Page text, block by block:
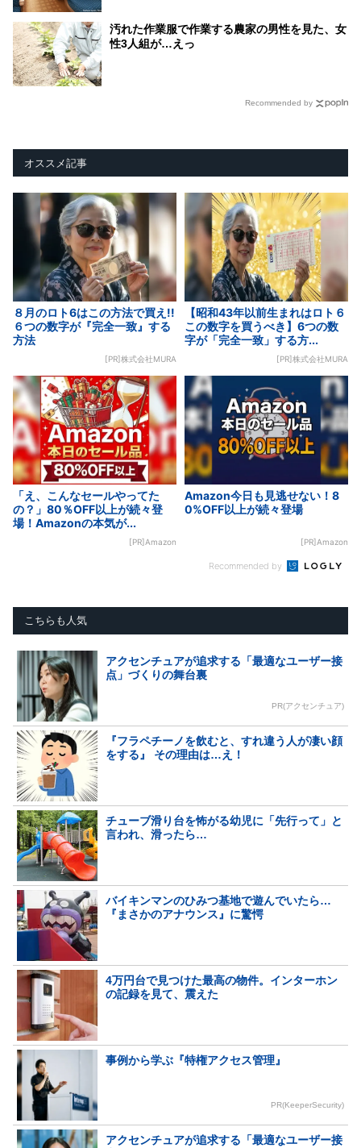
汚れた作業服で作業する農家の男性を見た、女
性3人組が…えっ
Recommended by
オススメ記事
８月のロト6はこの方法で買え!!
６つの数字が『完全一致』する
方法
[PR]株式会社MURA
【昭和43年以前生まれはロト６
この数字を買うべき】6つの数
字が「完全一致」する方...
[PR]株式会社MURA
「え、こんなセールやってた
の？」80％OFF以上が続々登
場！Amazonの本気が...
[PR]Amazon
Amazon今日も見逃せない！8
0%OFF以上が続々登場
[PR]Amazon
Recommended by
こちらも人気
アクセンチュアが追求する「最適なユーザー接
点」づくりの舞台裏
PR(アクセンチュア)
『フラペチーノを飲むと、すれ違う人が凄い顔
をする』 その理由は…え！
チューブ滑り台を怖がる幼児に「先行って」と
言われ、滑ったら…
バイキンマンのひみつ基地で遊んでいたら…
『まさかのアナウンス』に驚愕
4万円台で見つけた最高の物件。インターホン
の記録を見て、震えた
事例から学ぶ『特権アクセス管理』
PR(KeeperSecurity)
アクセンチュアが追求する「最適なユーザー接